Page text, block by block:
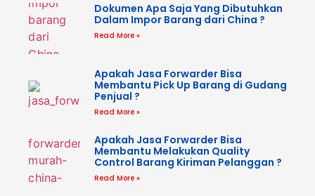
Dokumen Apa Saja Yang Dibutuhkan
Dalam Impor Barang dari China ?
Read More »
Apakah Jasa Forwarder Bisa
Membantu Pick Up Barang di Gudang
Penjual ?
Read More »
Apakah Jasa Forwarder Bisa
Membantu Melakukan Quality
Control Barang Kiriman Pelanggan ?
Read More »